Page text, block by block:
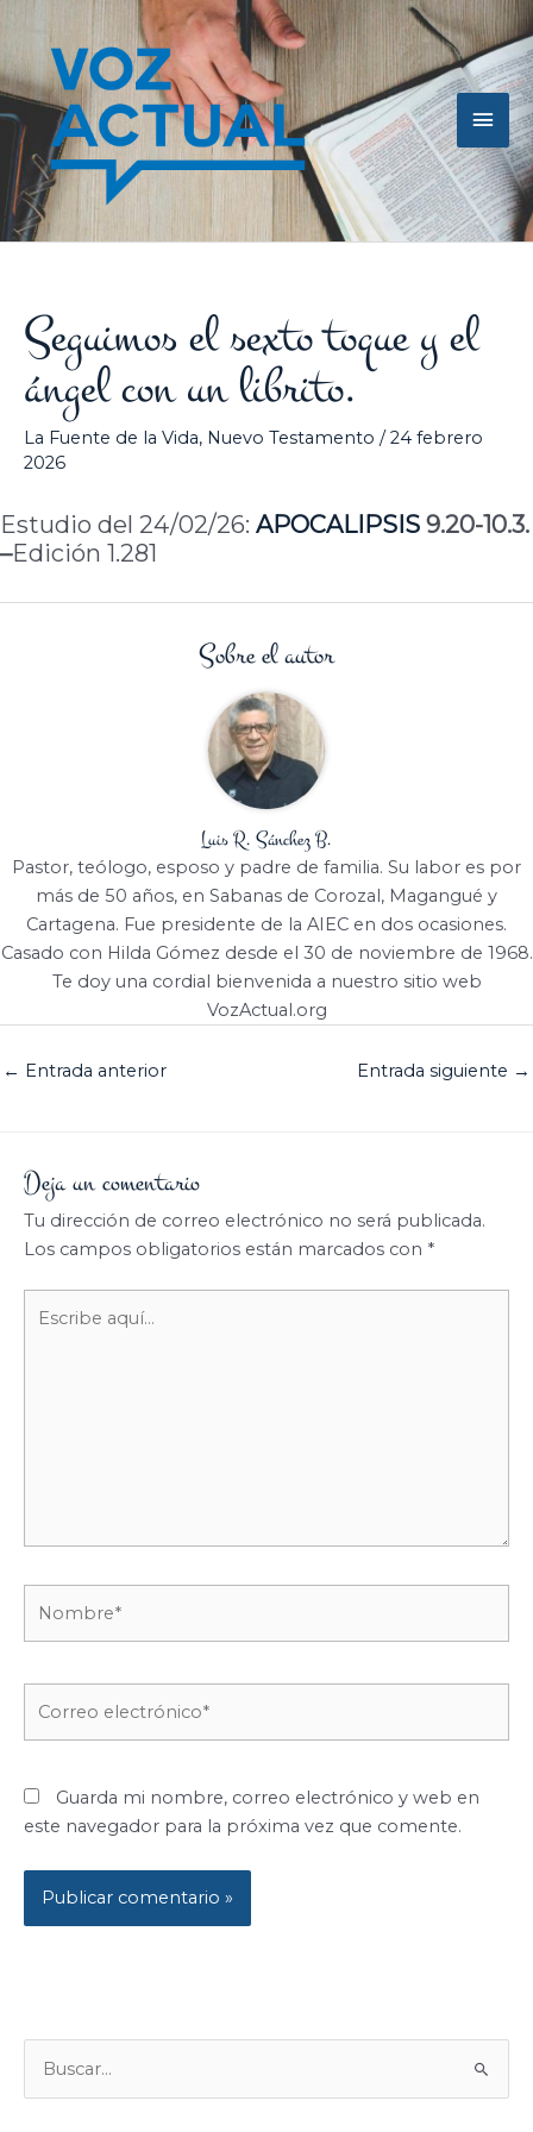
contenido
Seguimos el sexto toque y el
ángel con un librito.
La Fuente de la Vida, Nuevo Testamento /24 febrero
2026
Estudio del 24/02/26: APOCALIPSIS 9.20-10.3.
–Edición 1.281
Sobre el autor
Luis R. Sánchez B.
Pastor, teólogo, esposo y padre de familia. Su labor es por
más de 50 años, en Sabanas de Corozal, Magangué y
Cartagena. Fue presidente de la AIEC en dos ocasiones.
Casado con Hilda Gómez desde el 30 de noviembre de 1968.
Te doy una cordial bienvenida a nuestro sitio web
VozActual.org
← Entrada anterior Entrada siguiente →
Deja un comentario
Tu dirección de correo electrónico no será publicada.
Los campos obligatorios están marcados con *
aquí...
Guarda mi nombre, correo electrónico y web en
este navegador para la próxima vez que comente.
U